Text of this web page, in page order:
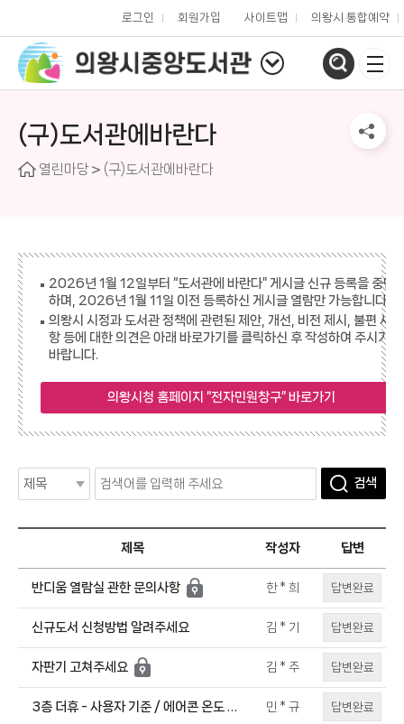
로그인 회원가입 사이트맵 의왕시 통합예약
(구)도서관에바란다
열린마당 (구)도서관에바란다
2026년 1월 12일부터 “도서관에 바란다” 게시글 신규 등록을 중단
하며, 2026년 1월 11일 이전 등록하신 게시글 열람만 가능합니다.
의왕시 시정과 도서관 정책에 관련된 제안, 개선, 비전 제시, 불편 사
항 등에 대한 의견은 아래 바로가기를 클릭하신 후 작성하여 주시기
바랍니다.
의왕시청 홈페이지 “전자민원창구” 바로가기
검색
제목 작성자 답변
반디움 열람실 관한 문의사항 한 * 희 답변완료
신규도서 신청방법 알려주세요 김 * 기 답변완료
자판기 고쳐주세요 김 * 주 답변완료
3층 더휴 - 사용자 기준 / 에어콘 온도 조
민 * 규 답변완료